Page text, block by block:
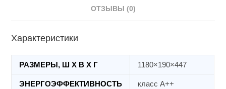
ОТЗЫВЫ (0)
Характеристики
РАЗМЕРЫ, Ш Х В Х Г 1180×190×447
ЭНЕРГОЭФФЕКТИВНОСТЬ класс А++